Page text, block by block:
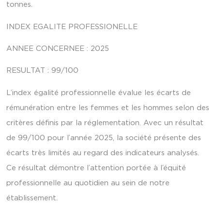
tonnes.
INDEX EGALITE PROFESSIONELLE
ANNEE CONCERNEE : 2025
RESULTAT : 99/100
L’index égalité professionnelle évalue les écarts de
rémunération entre les femmes et les hommes selon des
critères définis par la réglementation. Avec un résultat
de 99/100 pour l’année 2025, la société présente des
écarts très limités au regard des indicateurs analysés.
Ce résultat démontre l’attention portée à l’équité
professionnelle au quotidien au sein de notre
établissement.